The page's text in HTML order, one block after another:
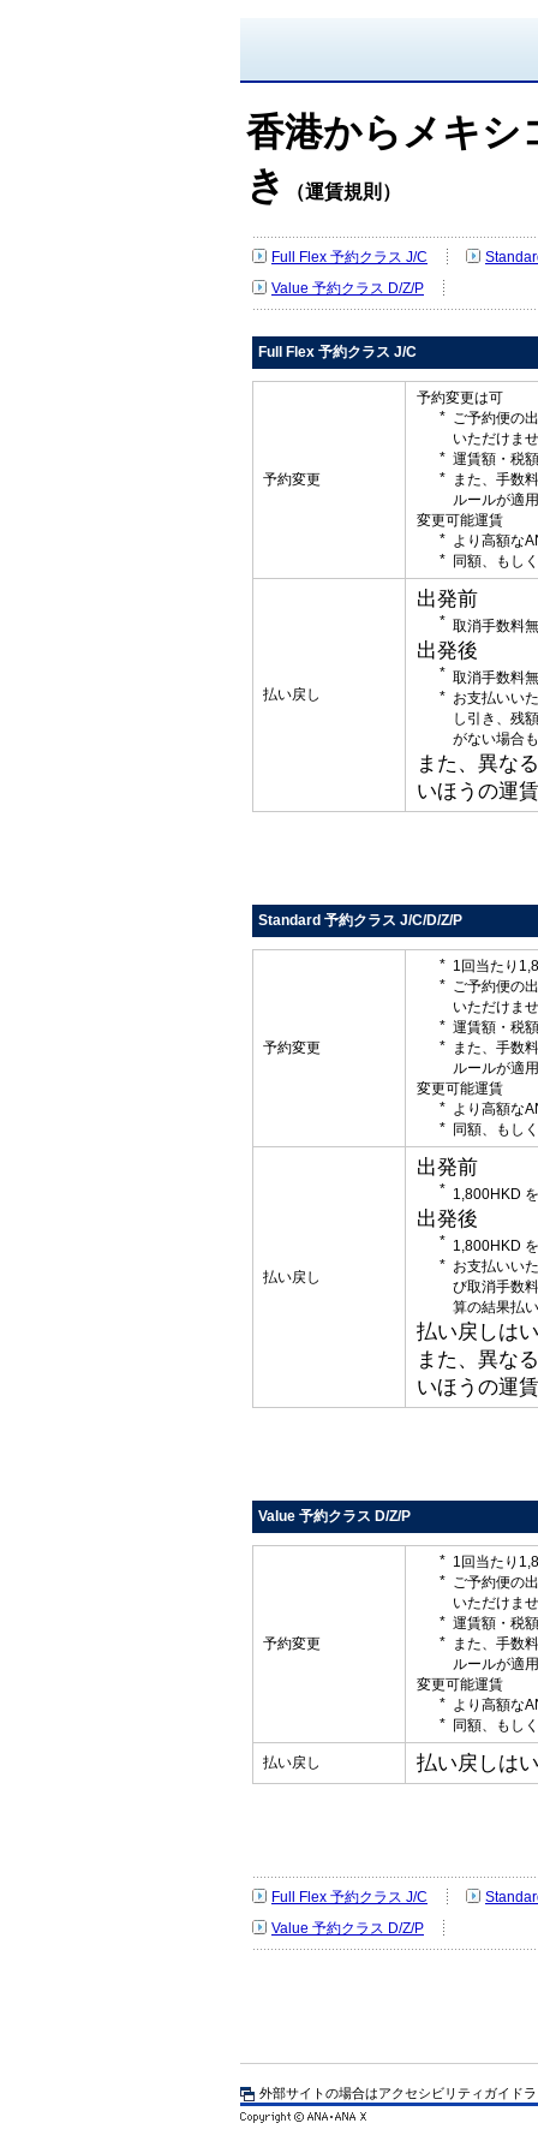
香港からメキシ
き
（運賃規則）
Full Flex 予約クラス J/C
Value 予約クラス D/Z/P
Full Flex 予約クラス J/C
予約変更
予約変更は可
ご予約便の
いただけま
運賃額・税
また、手数
ルールが適
変更可能運賃
より高額な
同額、もし
払い戻し
出発前
取消手数料
出発後
取消手数料
お支払いい
し引き、残
がない場合
また、異な
いほうの運
Standard 予約クラス J/C/D/Z/P
予約変更
1回当たり
ご予約便の
いただけま
運賃額・税
また、手数
ルールが適
変更可能運賃
より高額な
同額、もし
払い戻し
出発前
1,800HKD
出発後
1,800HKD
お支払いい
び取消手数
算の結果払
払い戻しは
また、異な
いほうの運
Value 予約クラス D/Z/P
予約変更
1回当たり
ご予約便の
いただけま
運賃額・税
また、手数
ルールが適
変更可能運賃
より高額な
同額、もし
払い戻し 払い戻しは
Full Flex 予約クラス J/C
Value 予約クラス D/Z/P
外部サイトの場合はアクセシビリティガイド